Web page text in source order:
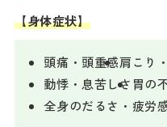
【身体症状】
頭痛・頭重感肩こり
動悸・息苦しさ 胃の
全身のだるさ・疲労